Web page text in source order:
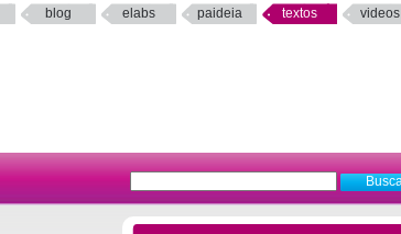
blog elabs paideia textos videos